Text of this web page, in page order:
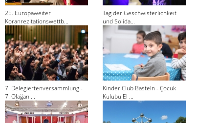
25. Europaweiter
Koranrezitationswettb...
Tag der Geschwisterlichkeit
und Solida...
7. Delegiertenversammlung -
7. Olağan ...
Kinder Club Basteln - Çocuk
Kulübü El ...